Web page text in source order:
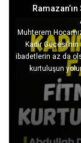
Muhterem
Kadir Gecesi’nin
ibadetlerin az da
kurtuluşun